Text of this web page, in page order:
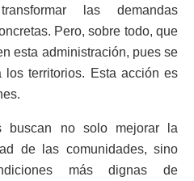
las demandas
Pero, sobre todo, que
esta administración, pues se
territorios. Esta acción es
buscan no solo mejorar la
de las comunidades, sino
más dignas de